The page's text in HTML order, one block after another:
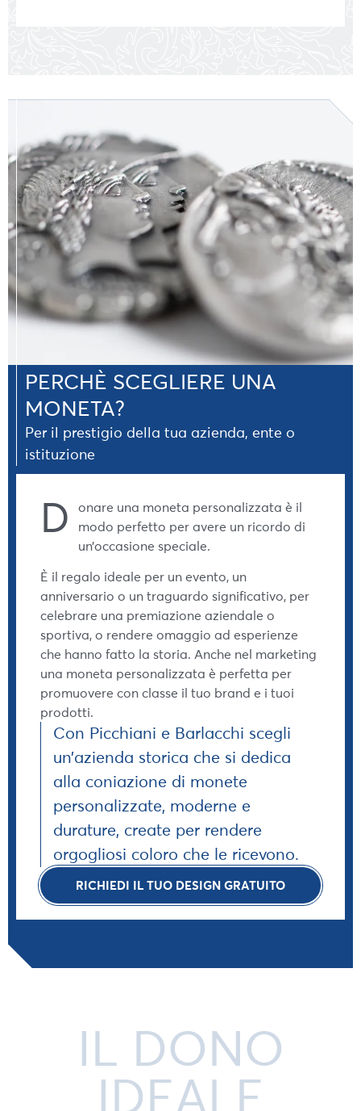
PERCHÈ SCEGLIERE UNA
MONETA?
Per il prestigio della tua azienda, ente o
istituzione
D
onare una moneta personalizzata è il
modo perfetto per avere un ricordo di
un’occasione speciale.
È il regalo ideale per un evento, un
anniversario o un traguardo significativo, per
celebrare una premiazione aziendale o
sportiva, o rendere omaggio ad esperienze
che hanno fatto la storia. Anche nel marketing
una moneta personalizzata è perfetta per
promuovere con classe il tuo brand e i tuoi
prodotti.
Con Picchiani e Barlacchi scegli
un’azienda storica che si dedica
alla coniazione di monete
personalizzate, moderne e
durature, create per rendere
orgogliosi coloro che le ricevono.
RICHIEDI IL TUO DESIGN GRATUITO
IL DONO
IDEALE